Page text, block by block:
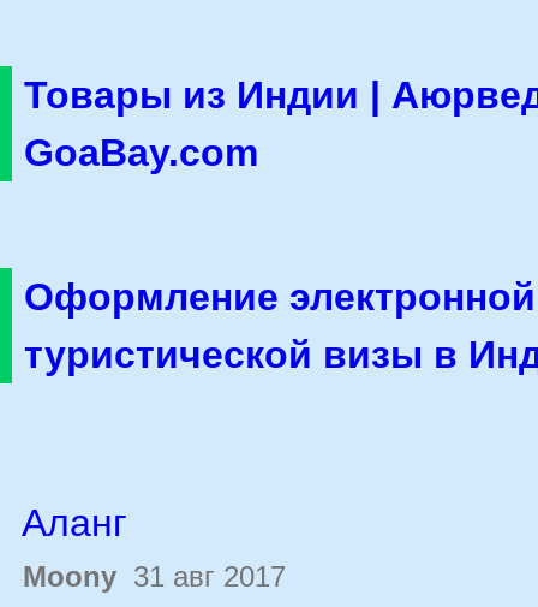
Товары из Индии |
GoaBay.com
Оформление электронной
туристической визы в
Аланг
Moony 31 авг 2017